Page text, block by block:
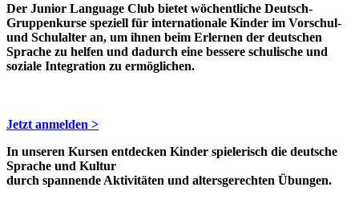
Der Junior Language Club bietet wöchentliche Deutsch-
Gruppenkurse speziell für internationale Kinder im Vorschul-
und Schulalter an, um ihnen beim Erlernen der deutschen
Sprache zu helfen und dadurch eine bessere schulische und
soziale Integration zu ermöglichen.
Jetzt anmelden >
In unseren Kursen entdecken Kinder spielerisch die deutsche
Sprache und Kultur
durch spannende Aktivitäten und altersgerechten Übungen.